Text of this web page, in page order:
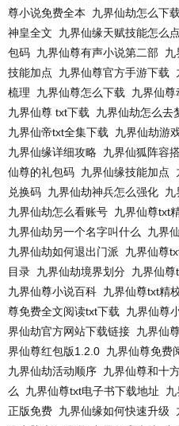
尊小说免费全本
九界仙劫怎么下
神皇全文
九界仙缘天赋技能怎么点
包码 九界仙尊有声小说第二部 九
技能加点
九界仙尊官方手游下载
梳理
九界仙尊怎么下载 九界仙
九界仙尊 txt下载
九界仙劫怎么去
九界仙帝txt全集下载
九界仙劫游
九界仙缘详细攻略 九界仙狐阵容
仙尊的礼包码 九界仙缘技能加点
兑换码 九界仙劫神兵怎么强化 九
九界仙劫怎么看账号 九界仙尊txt
九界仙劫另一个名字叫什么
九界
九界仙劫如何退出门派
九界仙尊
目录 九界仙劫境界划分 九界仙尊
九界仙尊小说百科 九界仙尊txt精
尊免费全文阅读txt下载
九界仙尊
界仙劫官方网站下载链接 九界仙
界仙尊红包版1.2.0 九界仙尊免费
九界仙劫活动顺序 九界仙尊和十
么
九界仙尊txt电子书下载地址
正版免费 九界仙缘如何快速升级